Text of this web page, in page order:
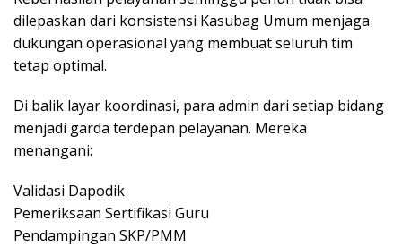
dilepaskan dari konsistensi Kasubag Umum menjaga
dukungan operasional yang membuat seluruh tim
tetap optimal.
Di balik layar koordinasi, para admin dari setiap bidang
menjadi garda terdepan pelayanan. Mereka
menangani:
Validasi Dapodik
Pemeriksaan Sertifikasi Guru
Pendampingan SKP/PMM